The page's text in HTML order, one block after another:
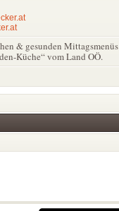
& gesunden Mittagsmenüs
Küche“ vom Land OÖ.